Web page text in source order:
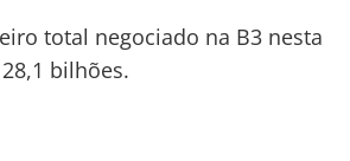
total negociado na B3 nesta
bilhões.